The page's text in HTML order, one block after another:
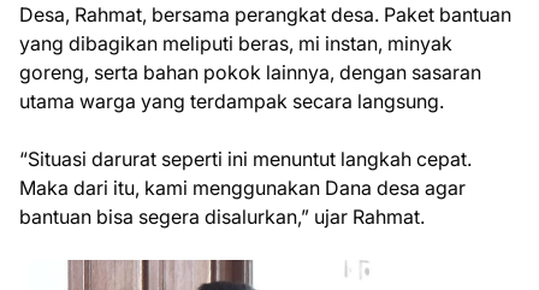
Desa, Rahmat, bersama perangkat desa. Paket bantuan
yang dibagikan meliputi beras, mi instan, minyak
goreng, serta bahan pokok lainnya, dengan sasaran
utama warga yang terdampak secara langsung.
“Situasi darurat seperti ini menuntut langkah cepat.
Maka dari itu, kami menggunakan Dana desa agar
bantuan bisa segera disalurkan,” ujar Rahmat.